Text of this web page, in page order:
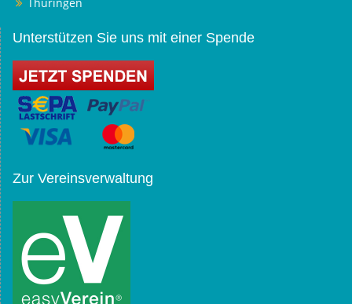
Unterstützen Sie uns mit einer Spende
Zur Vereinsverwaltung